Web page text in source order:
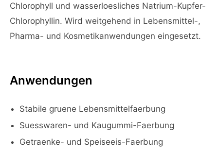
Chlorophyll und wasserloesliches Natrium-Kupfer-
Chlorophyllin. Wird weitgehend in Lebensmittel-,
Pharma- und Kosmetikanwendungen eingesetzt.
Anwendungen
Stabile gruene Lebensmittelfaerbung
Suesswaren- und Kaugummi-Faerbung
Getraenke- und Speiseeis-Faerbung